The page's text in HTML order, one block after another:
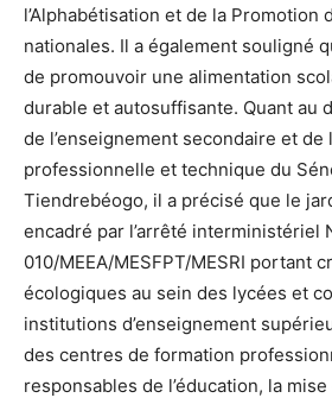
l’Alphabétisation et de la Promotion
nationales. Il a également souligné
de promouvoir une alimentation
durable et autosuffisante. Quant au
de l’enseignement secondaire et de
professionnelle et technique du
Tiendrebéogo, il a précisé que le
encadré par l’arrêté interministériel
010/MEEA/MESFPT/MESRI portant
écologiques au sein des lycées et
institutions d’enseignement
des centres de formation
responsables de l’éducation, la